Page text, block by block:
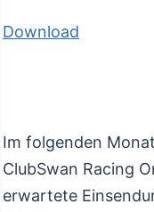
Download
Im folgenden
ClubSwan Racing
erwartete